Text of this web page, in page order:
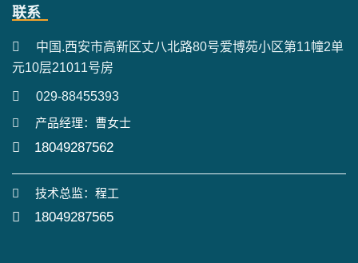
联系
中国.西安市高新区丈八北路80号爱博苑小区第11幢2单
元10层21011号房
029-88455393
产品经理：曹女士
18049287562
技术总监：程工
18049287565